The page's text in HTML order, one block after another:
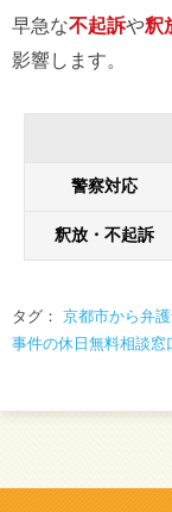
早急な不起訴や釈
影響します。
警察対応
釈放・不起訴
タグ： 京都市から弁
事件の休日無料相談窓